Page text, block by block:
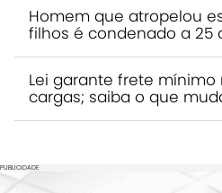
Homem que atropelou
filhos é condenado a 25
Lei garante frete
cargas; saiba o que
PUBLICIDADE